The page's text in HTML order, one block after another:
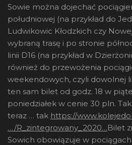
Sowie można dojechać
południowej (na przykład do
Ludwikowic Kłodzkich czy
wybraną trasę i po stronie
linii D16 (na przykład w
również do przewożenia
weekendowych, czyli dowolnej
ten sam bilet od godz. 18 w
poniedziałek w cenie 30 pln.
teraz … tak https://
…/R_zintegrowany_2020…Bilet
Sowich obowiązuje w